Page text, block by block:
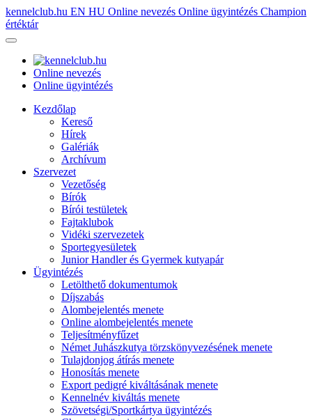
kennelclub.hu EN HU Online nevezés Online ügyintézés Champion
értéktár
Online nevezés
Online ügyintézés
Kezdőlap
Kereső
Hírek
Galériák
Archívum
Szervezet
Vezetőség
Bírók
Bírói testületek
Fajtaklubok
Vidéki szervezetek
Sportegyesületek
Junior Handler és Gyermek kutyapár
Ügyintézés
Letölthető dokumentumok
Díjszabás
Alombejelentés menete
Online alombejelentés menete
Teljesítményfűzet
Német Juhászkutya törzskönyvezésének menete
Tulajdonjog átírás menete
Honosítás menete
Export pedigré kiváltásának menete
Kennelnév kiváltás menete
Szövetségi/Sportkártya ügyintézés